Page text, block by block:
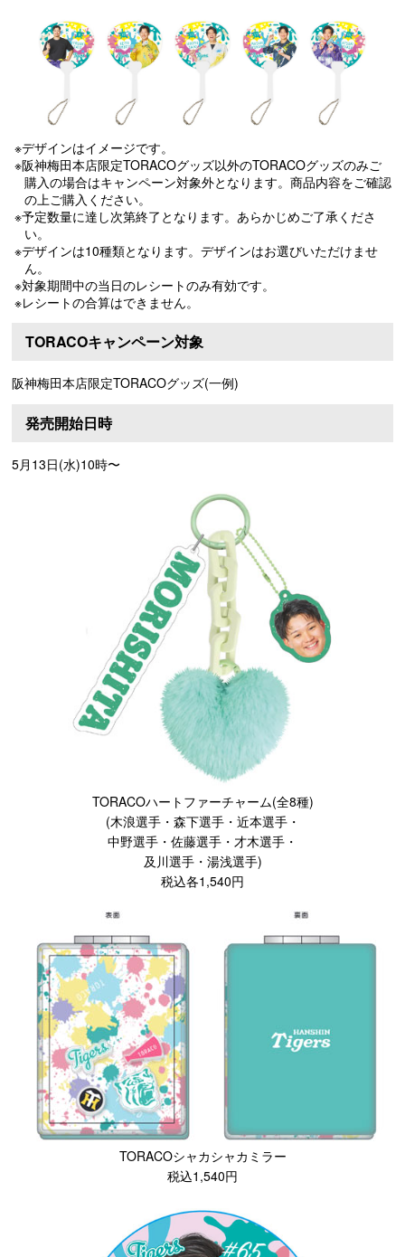
※デザインはイメージです。
※阪神梅田本店限定TORACOグッズ以外のTORACOグッズのみご
購入の場合はキャンペーン対象外となります。商品内容をご確認
の上ご購入ください。
※予定数量に達し次第終了となります。あらかじめご了承くださ
い。
※デザインは10種類となります。デザインはお選びいただけませ
ん。
※対象期間中の当日のレシートのみ有効です。
※レシートの合算はできません。
TORACOキャンペーン対象
阪神梅田本店限定TORACOグッズ(一例)
発売開始日時
5月13日(水)10時〜
TORACOハートファーチャーム(全8種)
(木浪選手・森下選手・近本選手・
中野選手・佐藤選手・才木選手・
及川選手・湯浅選手)
税込各1,540円
TORACOシャカシャカミラー
税込1,540円